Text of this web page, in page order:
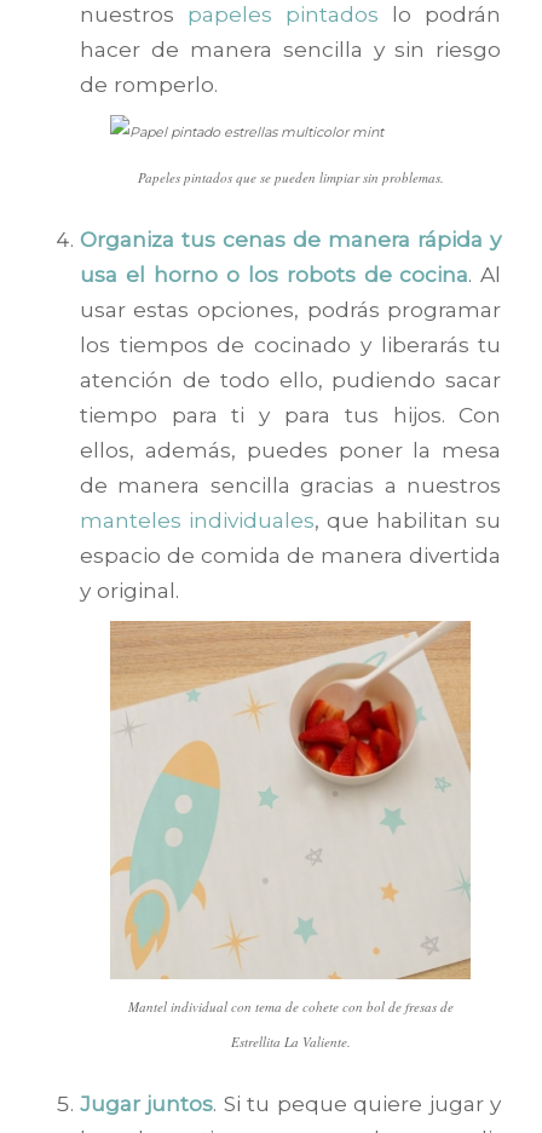
nuestros papeles pintados lo podrán
hacer de manera sencilla y sin riesgo
de romperlo.
Papeles pintados que se pueden limpiar sin problemas.
Organiza tus cenas de manera rápida y
usa el horno o los robots de cocina. Al
usar estas opciones, podrás programar
los tiempos de cocinado y liberarás tu
atención de todo ello, pudiendo sacar
tiempo para ti y para tus hijos. Con
ellos, además, puedes poner la mesa
de manera sencilla gracias a nuestros
manteles individuales, que habilitan su
espacio de comida de manera divertida
y original.
Mantel individual con tema de cohete con bol de fresas de
Estrellita La Valiente.
Jugar juntos. Si tu peque quiere jugar y